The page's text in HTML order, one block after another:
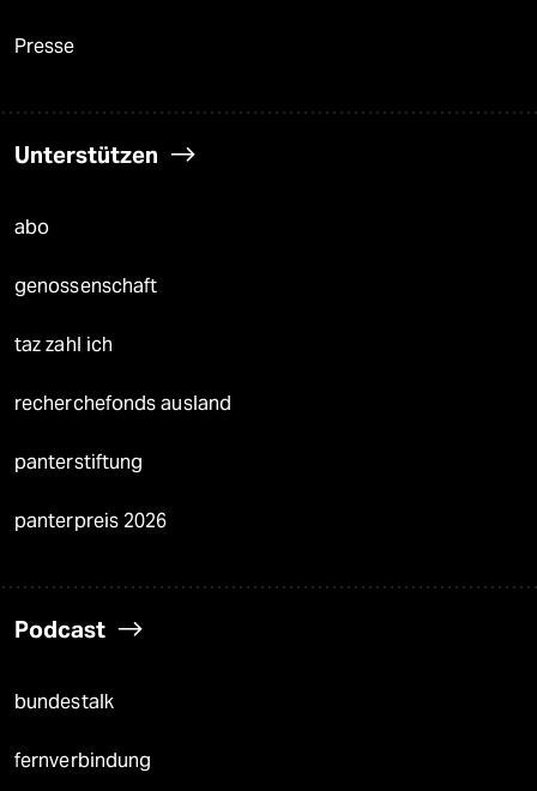
Presse
Unterstützen
abo
genossenschaft
taz zahl ich
recherchefonds ausland
panterstiftung
panterpreis 2026
Podcast
bundestalk
fernverbindung